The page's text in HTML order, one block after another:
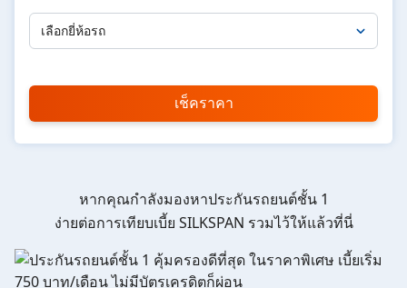
เลือกยี่ห้อรถ
*
ข้าพเจ้ารับทราบนโยบายคุ้มครองข้อมูลส่วนบุคคล และยินยอมให้
ที่เกี่ยวข้องกัน ตลอดจนคู่ค้าทางธุรกิจและ/หรือพันธมิตรของบริษัท
เหล่านี้ สามารถเก็บ ใช้ และ/หรือ เปิดเผยข้อมูลส่วนบุคคลและข้อมูล
เช็คราคา
หากคุณกำลังมองหาประกันรถยนต์ชั้น 1
ง่ายต่อการเทียบเบี้ย SILKSPAN รวมไว้ให้แล้วที่นี่